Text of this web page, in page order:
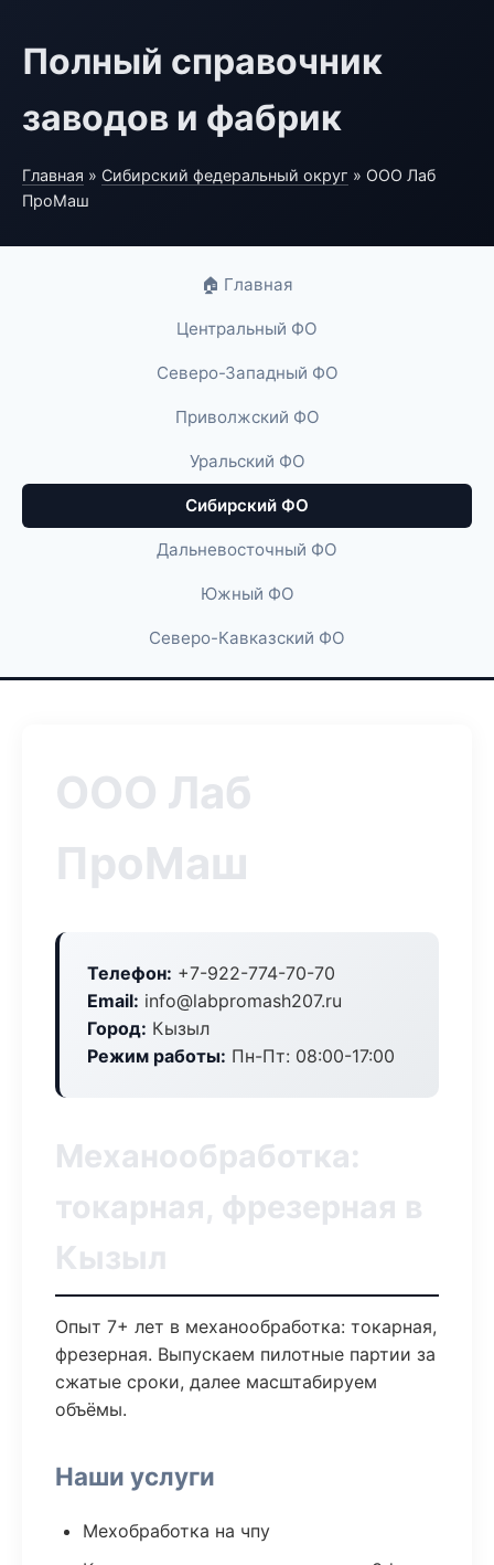
Полный справочник
заводов и фабрик
Главная » Сибирский федеральный округ » ООО Лаб
ПроМаш
🏠 Главная
Центральный ФО
Северо-Западный ФО
Приволжский ФО
Уральский ФО
Сибирский ФО
Дальневосточный ФО
Южный ФО
Северо-Кавказский ФО
ООО Лаб
ПроМаш
Телефон: +7-922-774-70-70
Email: info@labpromash207.ru
Город: Кызыл
Режим работы: Пн-Пт: 08:00-17:00
Механообработка:
токарная, фрезерная в
Кызыл
Опыт 7+ лет в механообработка: токарная,
фрезерная. Выпускаем пилотные партии за
сжатые сроки, далее масштабируем
объёмы.
Наши услуги
Мехобработка на чпу